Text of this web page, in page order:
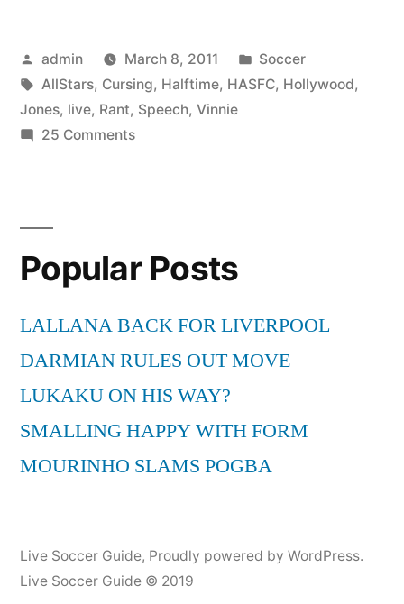
Posted
by
admin March 8, 2011
Posted
in
Soccer
Tags:
AllStars, Cursing, Halftime, HASFC, Hollywood,
Jones, live, Rant, Speech, Vinnie
25 Commentson
Vinnie
Jones
Speech
Cursing
Rant!
Popular Posts
LALLANA BACK FOR LIVERPOOL
DARMIAN RULES OUT MOVE
LUKAKU ON HIS WAY?
SMALLING HAPPY WITH FORM
MOURINHO SLAMS POGBA
Live Soccer Guide, Proudly powered by WordPress.
Live Soccer Guide © 2019